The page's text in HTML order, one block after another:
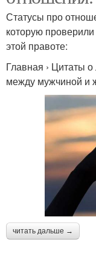
Статусы про
которую
этой правоте:
Главная › Цитаты
между мужчиной и
читать дальше →